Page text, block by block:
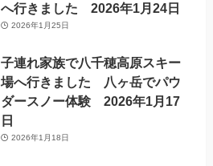
へ行きました 2026年1月24日
2026年1月25日
子連れ家族で八千穂高原スキー
場へ行きました 八ヶ岳でパウ
ダースノー体験 2026年1月17
日
2026年1月18日